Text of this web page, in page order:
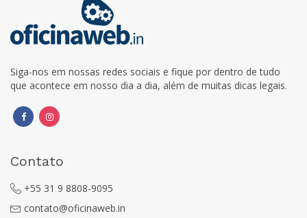
Siga-nos em nossas redes sociais e fique por dentro de tudo
que acontece em nosso dia a dia, além de muitas dicas legais.
Contato
+55 31 9 8808-9095
contato@oficinaweb.in